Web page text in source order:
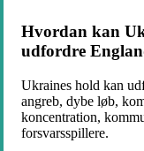
Hvordan kan
udfordre
Ukraines hold kan
angreb, dybe løb,
koncentration,
forsvarsspillere.